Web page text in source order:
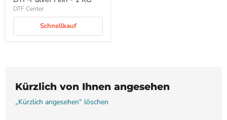
DTF Center
Schnellkauf
Kürzlich von Ihnen angesehen
„Kürzlich angesehen“ löschen